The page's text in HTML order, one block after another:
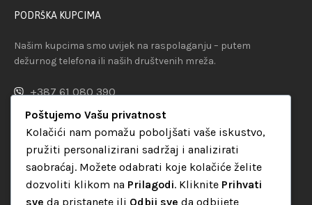
PODRŠKA KUPCIMA
Našim kupcima smo uvijek na raspolaganju – putem
dežurnog telefona ili naših društvenih mreža.
+387 61 080 390
KORISNI LINKOVI
Ukratko o nama
Reference
Kontakt
Poštujemo Vašu privatnost
Kolačići nam pomažu poboljšati vaše iskustvo,
pružiti personalizirani sadržaj i analizirati
saobraćaj. Možete odabrati koje kolačiće želite
dozvoliti klikom na Prilagodi. Kliknite Prihvati
sve da pristanete ili Odbij sve da odbijete